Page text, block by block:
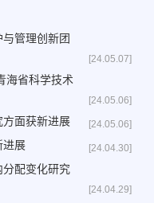
[24.05.07]
管理创新团
[24.05.06]
海省科学技术
[24.05.06]
面获新进展
[24.04.30]
进展
[24.04.29]
配变化研究